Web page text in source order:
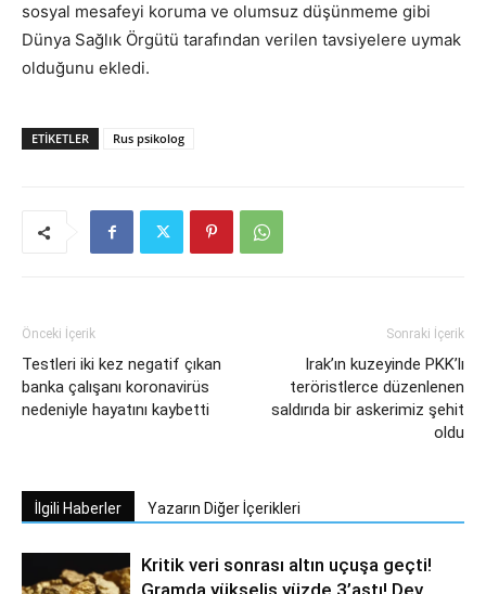
sosyal mesafeyi koruma ve olumsuz düşünmeme gibi
Dünya Sağlık Örgütü tarafından verilen tavsiyelere uymak
olduğunu ekledi.
ETIKETLER Rus psikolog
Önceki İçerik
Testleri iki kez negatif çıkan
banka çalışanı koronavirüs
nedeniyle hayatını kaybetti
Sonraki İçerik
Irak’ın kuzeyinde PKK’lı
teröristlerce düzenlenen
saldırıda bir askerimiz şehit
oldu
İlgili Haberler Yazarın Diğer İçerikleri
Kritik veri sonrası altın uçuşa geçti!